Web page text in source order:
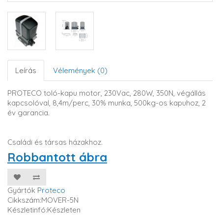
Leírás Vélemények (0)
PROTECO toló-kapu motor, 230Vac, 280W, 350N, végállás
kapcsolóval, 8,4m/perc, 30% munka, 500kg-os kapuhoz, 2
év garancia.
Családi és társas házakhoz.
Robbantott ábra
Gyártók Proteco
Cikkszám:MOVER-5N
Készletinfó:Készleten